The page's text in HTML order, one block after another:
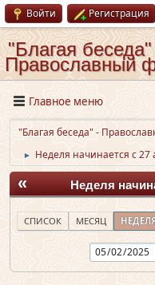
Войти Регистрация
"Благая
Православный
Главное меню
"Благая беседа" -
► Неделя начинается с 27
« Неделя
СПИСОК МЕСЯЦ НЕДЕЛЯ